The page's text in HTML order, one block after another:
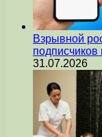
Взрывной
31.07.2026